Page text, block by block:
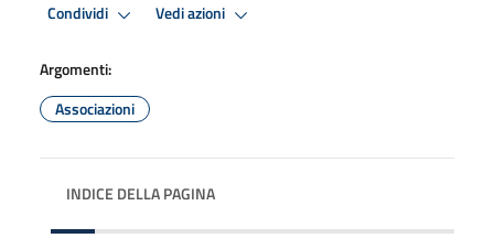
Condividi Vedi azioni
Argomenti:
Associazioni
INDICE DELLA PAGINA